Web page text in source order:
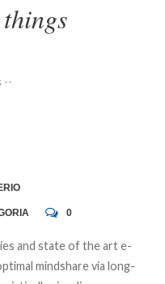
--
0
and state of the art e-
mindshare via long-